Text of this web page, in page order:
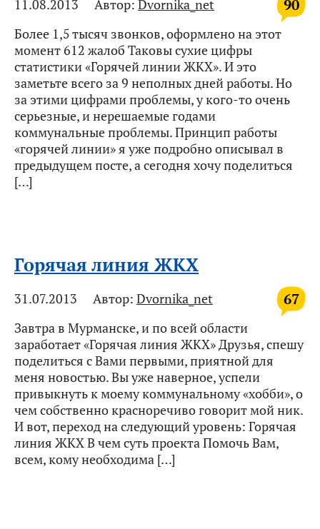
90
11.08.2013 Автор: Dvornika_net
Более 1,5 тысяч звонков, оформлено на этот
момент 612 жалоб Таковы сухие цифры
статистики «Горячей линии ЖКХ». И это
заметьте всего за 9 неполных дней работы. Но
за этими цифрами проблемы, у кого-то очень
серьезные, и нерешаемые годами
коммунальные проблемы. Принцип работы
«горячей линии» я уже подробно описывал в
предыдущем посте, а сегодня хочу поделиться
[…]
Горячая линия ЖКХ
67
31.07.2013 Автор: Dvornika_net
Завтра в Мурманске, и по всей области
заработает «Горячая линия ЖКХ» Друзья, спешу
поделиться с Вами первыми, приятной для
меня новостью. Вы уже наверное, успели
привыкнуть к моему коммунальному «хобби», о
чем собственно красноречиво говорит мой ник.
И вот, переход на следующий уровень: Горячая
линия ЖКХ В чем суть проекта Помочь Вам,
всем, кому необходима […]